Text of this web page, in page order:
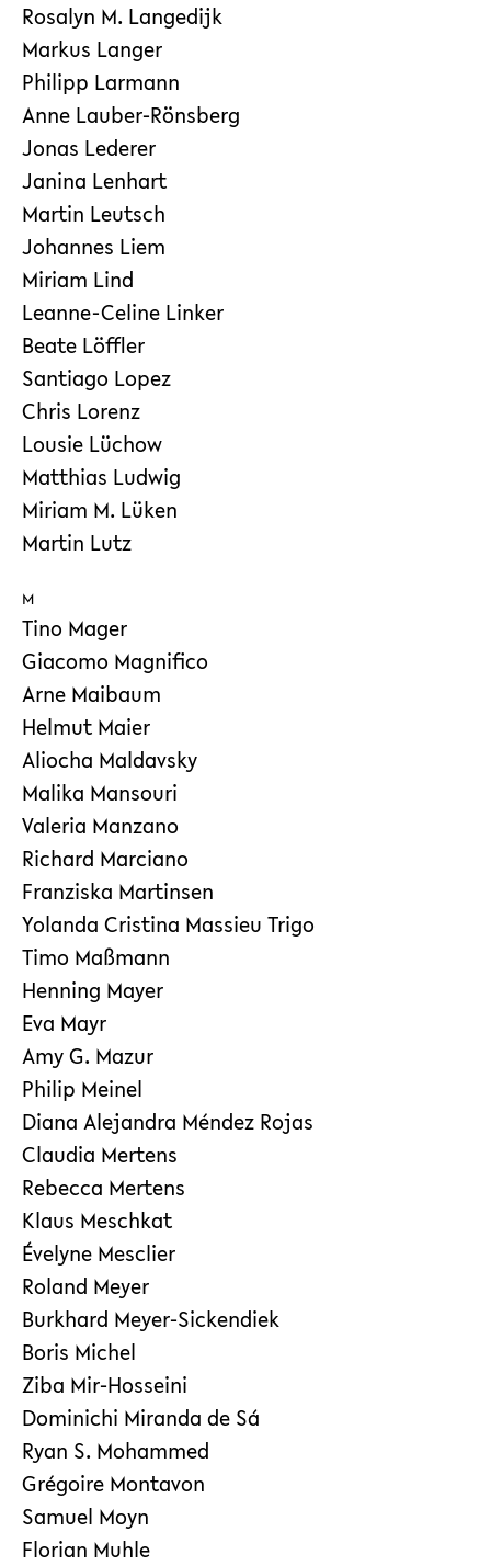
Rosalyn M. Langedijk
Markus Langer
Philipp Larmann
Anne Lauber-Rönsberg
Jonas Lederer
Janina Lenhart
Martin Leutsch
Johannes Liem
Miriam Lind
Leanne-Celine Linker
Beate Löffler
Santiago Lopez
Chris Lorenz
Lousie Lüchow
Matthias Ludwig
Miriam M. Lüken
Martin Lutz
M
Tino Mager
Giacomo Magnifico
Arne Maibaum
Helmut Maier
Aliocha Maldavsky
Malika Mansouri
Valeria Manzano
Richard Marciano
Franziska Martinsen
Yolanda Cristina Massieu Trigo
Timo Maßmann
Henning Mayer
Eva Mayr
Amy G. Mazur
Philip Meinel
Diana Alejandra Méndez Rojas
Claudia Mertens
Rebecca Mertens
Klaus Meschkat
Évelyne Mesclier
Roland Meyer
Burkhard Meyer-Sickendiek
Boris Michel
Ziba Mir-Hosseini
Dominichi Miranda de Sá
Ryan S. Mohammed
Grégoire Montavon
Samuel Moyn
Florian Muhle